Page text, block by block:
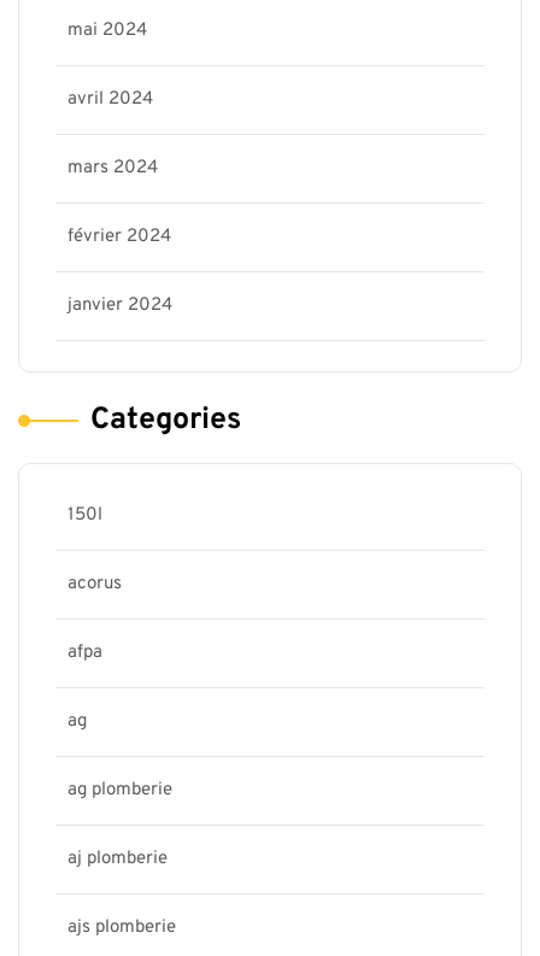
mai 2024
avril 2024
mars 2024
février 2024
janvier 2024
Categories
150l
acorus
afpa
ag
ag plomberie
aj plomberie
ajs plomberie